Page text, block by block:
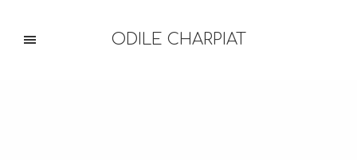
ODILE CHARPIAT